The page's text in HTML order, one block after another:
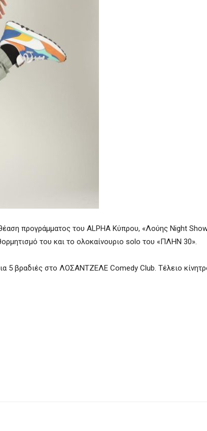
προγράμματος του ΑLΡΗΑ Κύπρου, «Λούης Night
του και το ολοκαίνουριο solo του «ΠΛΗΝ 30».
5 βραδιές στο ΛΟΣΑΝΤΖΕΛΕ Comedy Club. Τέλειο